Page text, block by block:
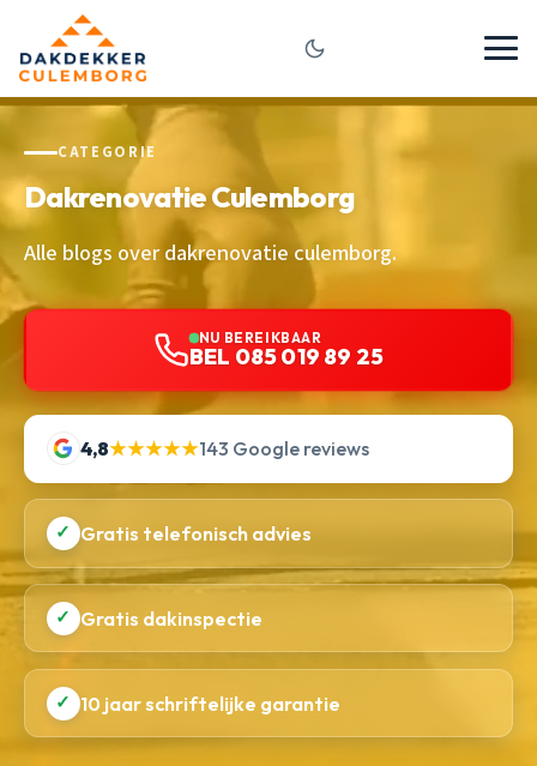
CATEGORIE
Dakrenovatie Culemborg
Alle blogs over dakrenovatie culemborg.
NU BEREIKBAAR
BEL 085 019 89 25
4,8★★★★★143 Google reviews
✓ Gratis telefonisch advies
✓ Gratis dakinspectie
✓ 10 jaar schriftelijke garantie